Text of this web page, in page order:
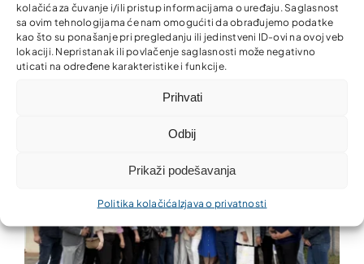
kolačića za čuvanje i/ili pristup informacijama o uređaju. Saglasnost
sa ovim tehnologijama će nam omogućiti da obrađujemo podatke
kao što su ponašanje pri pregledanju ili jedinstveni ID-ovi na ovoj veb
lokaciji. Nepristanak ili povlačenje saglasnosti može negativno
uticati na određene karakteristike i funkcije.
Prihvati
Odbij
Prikaži podešavanja
Politika kolačića Izjava o privatnosti
Nova kancelarija Partner MKO u Donjem Rahiću –
finansijske usluge bliže građanima i privredi